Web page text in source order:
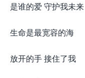
是谁的爱 守护我未来
生命是最宽容的海
放开的手 接住了我